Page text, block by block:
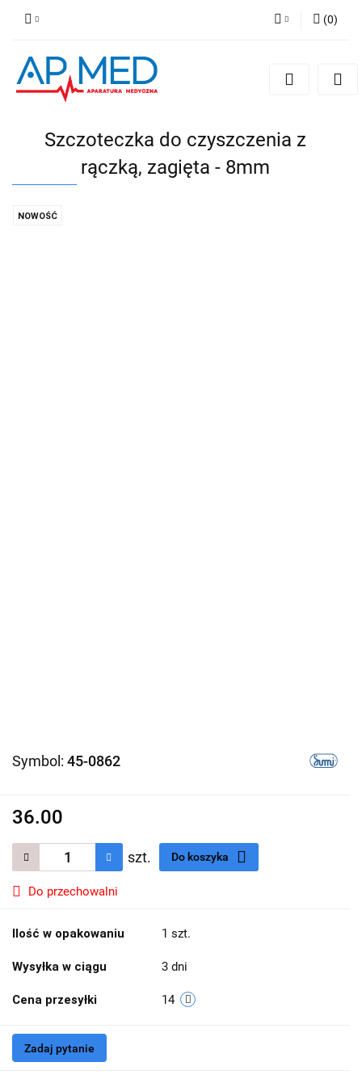
Zarejestruj się
(0)
Szczoteczka do czyszczenia z
rączką, zagięta - 8mm
NOWOŚĆ
Symbol: 45-0862
36.00
szt. Do koszyka
Do przechowalni
Ilość w opakowaniu 1 szt.
Wysyłka w ciągu 3 dni
Cena przesyłki 14
Zadaj pytanie